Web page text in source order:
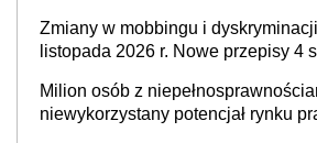
Zmiany w mobbingu i
listopada 2026 r. Nowe przepisy 4
Milion osób z
niewykorzystany potencjał rynku